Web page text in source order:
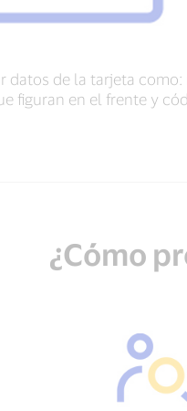
datos de la tarjeta
figuran en el frente y
¿Cómo